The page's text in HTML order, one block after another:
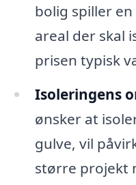
bolig spiller
areal der skal
prisen typisk
Isoleringens
ønsker at
gulve, vil
større projekt